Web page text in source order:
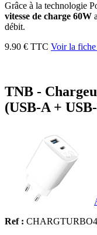
Grâce à la technologie
vitesse de charge 60W
débit.
9.90 € TTC Voir la fiche
TNB -
(USB-A +
Ref :